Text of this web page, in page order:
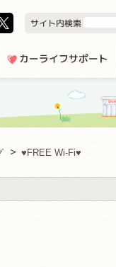
♥FREE Wi-Fi♥